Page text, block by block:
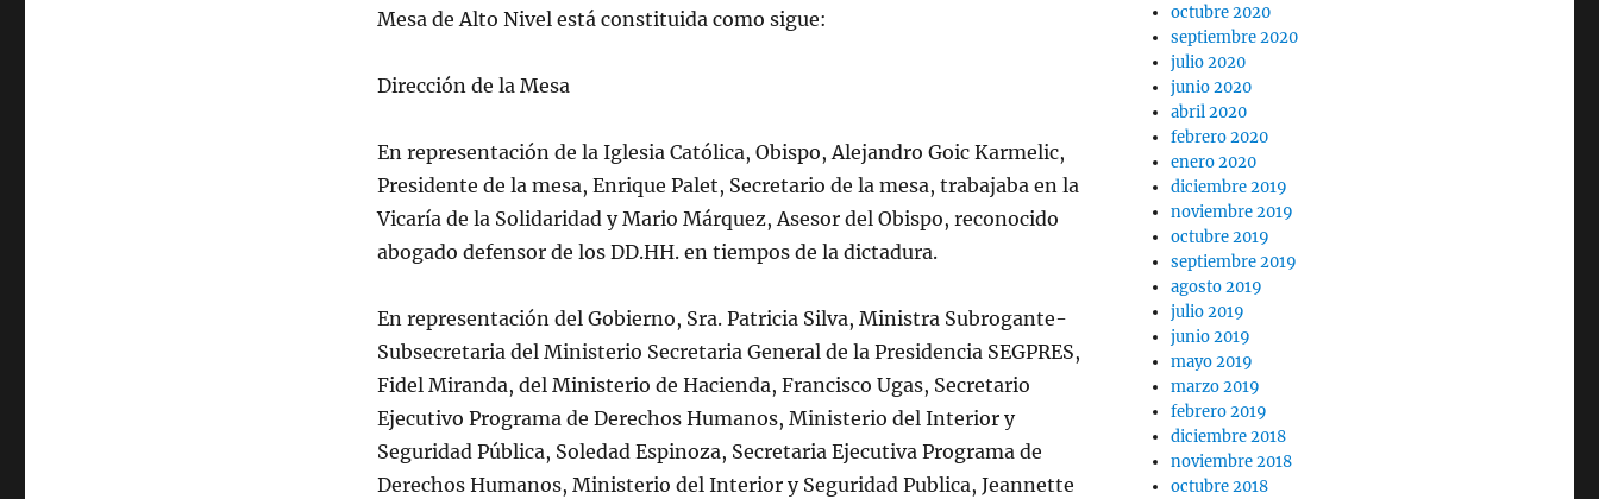
Mesa de Alto Nivel está constituida como sigue:
Dirección de la Mesa
En representación de la Iglesia Católica, Obispo, Alejandro Goic Karmelic,
Presidente de la mesa, Enrique Palet, Secretario de la mesa, trabajaba en la
Vicaría de la Solidaridad y Mario Márquez, Asesor del Obispo, reconocido
abogado defensor de los DD.HH. en tiempos de la dictadura.
En representación del Gobierno, Sra. Patricia Silva, Ministra Subrogante-
Subsecretaria del Ministerio Secretaria General de la Presidencia SEGPRES,
Fidel Miranda, del Ministerio de Hacienda, Francisco Ugas, Secretario
Ejecutivo Programa de Derechos Humanos, Ministerio del Interior y
Seguridad Pública, Soledad Espinoza, Secretaria Ejecutiva Programa de
Derechos Humanos, Ministerio del Interior y Seguridad Publica, Jeannette
octubre 2020
septiembre 2020
julio 2020
junio 2020
abril 2020
febrero 2020
enero 2020
diciembre 2019
noviembre 2019
octubre 2019
septiembre 2019
agosto 2019
julio 2019
junio 2019
mayo 2019
marzo 2019
febrero 2019
diciembre 2018
noviembre 2018
octubre 2018